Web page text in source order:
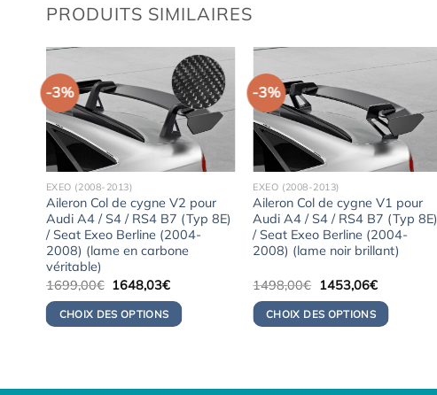
PRODUITS SIMILAIRES
-3%
EXEO (2008-2013)
Aileron Col de cygne V2 pour
Audi A4 / S4 / RS4 B7 (Typ 8E)
/ Seat Exeo Berline (2004-
2008) (lame en carbone
véritable)
1699,00€ Le
initial
était :
1648,03€Le
actuel
est :
CHOIX DES OPTIONS
-3%
EXEO (2008-2013)
Aileron Col de cygne V1 pour
Audi A4 / S4 / RS4 B7 (Typ 8E)
/ Seat Exeo Berline (2004-
2008) (lame noir brillant)
1498,00€ Le
initial
était :
1453,06€Le
actuel
est :
CHOIX DES OPTIONS